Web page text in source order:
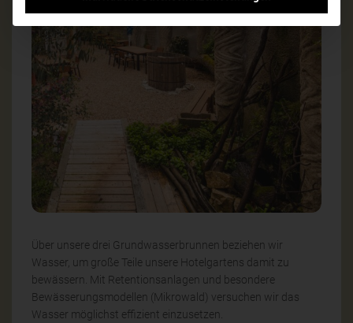
Über unsere drei Grundwasserbrunnen beziehen wir
Wasser, um große Teile unsere Hotelgartens damit zu
bewässern. Mit Retentionsanlagen und besondere
Bewässerungsmodellen (Mikrowald) versuchen wir das
Wasser möglichst effizient einzusetzen.